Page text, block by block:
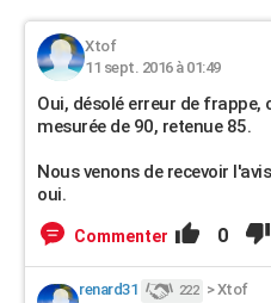
Xtof
11 sept. 2016 à 01:49
Oui, désolé erreur de frappe,
mesurée de 90, retenue 85.
Nous venons de recevoir
oui.
Commenter 0
renard31 222 >Xtof